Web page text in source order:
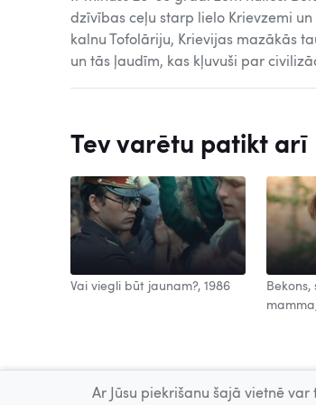
dzīvības ceļu starp lielo Krievzemi
kalnu Tofolāriju, Krievijas mazākās
un tās ļaudīm, kas kļuvuši par
Tev varētu patikt arī
Vai viegli būt jaunam?, 1986
Bekons,
Ar Jūsu piekrišanu šajā vietnē